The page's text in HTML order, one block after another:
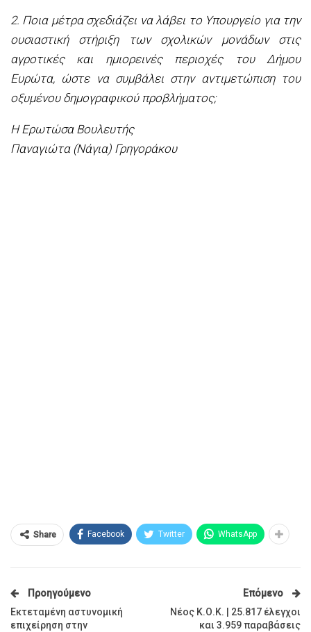
2. Ποια μέτρα σχεδιάζει να λάβει το Υπουργείο για την
ουσιαστική στήριξη των σχολικών μονάδων στις
αγροτικές και ημιορεινές περιοχές του Δήμου
Ευρώτα, ώστε να συμβάλει στην αντιμετώπιση του
οξυμένου δημογραφικού προβλήματος;
Η Ερωτώσα Βουλευτής
Παναγιώτα (Νάγια) Γρηγοράκου
Share Facebook Twitter WhatsApp
Προηγούμενο
Εκτεταμένη αστυνομική
επιχείρηση στην
Επόμενο
Νέος Κ.Ο.Κ. | 25.817 έλεγχοι
και 3.959 παραβάσεις